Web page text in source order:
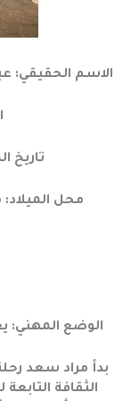
الاسم الحقيقي:
تاريخ الميلاد: 28
محل
الوضع المهني:
بدأ مراد سعد
الثقافة